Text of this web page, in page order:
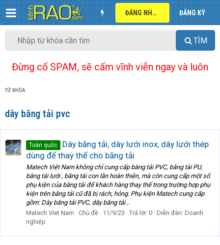
ĐĂNG NHẬP ĐĂNG KÝ
TÌM
Đừng cố SPAM, sẽ cấm vĩnh viễn ngay và luôn
TỪ KHÓA
dây băng tải pvc
Toàn quốc
Dây băng tải, dây lưới inox, dây lưới thép
dùng để thay thế cho băng tải
Matech Việt Nam không chỉ cung cấp băng tải PVC, băng tải PU,
băng tải lưới , băng tải con lăn hoàn thiện, mà còn cung cấp một số
phụ kiện của băng tải để khách hàng thay thế trong trường hợp phụ
kiện trên băng tải cũ đã bị rách, hỏng. Phụ kiện Matech cung cấp
gồm: Dây băng tải PVC, dây băng tải...
Matech Viet Nam
Chủ đề 11/9/23 Trả lời: 0 Diễn đàn: Doanh
nghiệp